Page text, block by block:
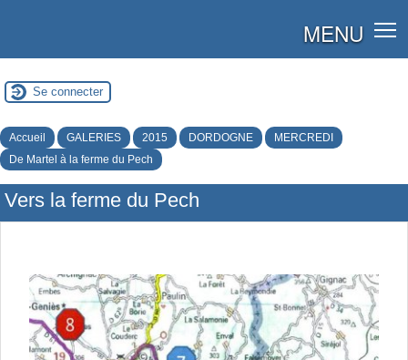
MENU
Se connecter
Accueil GALERIES 2015 DORDOGNE
MERCREDI
De Martel à la ferme du Pech
Vers la ferme du Pech